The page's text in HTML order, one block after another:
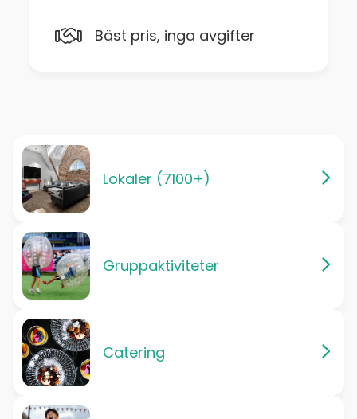
Bäst pris, inga avgifter
Lokaler (7100+)
Gruppaktiviteter
Catering